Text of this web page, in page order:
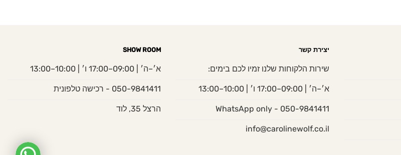
יצירת קשר
שירות הלקוחות שלנו זמיו לכם בימים:
א׳–ה׳ | 09:00–17:00 ו׳ | 10:00–13:00
050-9841411 - WhatsApp only
info@carolinewolf.co.il
SHOW ROOM
א׳–ה׳ | 09:00–17:00 ו׳ | 10:00–13:00
050-9841411 - רכישה טלפונית
הרצל 35, לוד